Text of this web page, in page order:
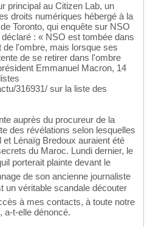
principal au Citizen Lab, un
droits numériques hébergé à la
Toronto, qui enquête sur NSO
: « NSO est tombée dans
l'ombre, mais lorsque ses
de se retirer dans l'ombre
Emmanuel Macron, 14
316931/ sur la liste des
auprès du procureur de la
des révélations selon lesquelles
Lénaïg Bredoux auraient été
du Maroc. Lundi dernier, le
porterait plainte devant le
de son ancienne journaliste
un véritable scandale découter
à mes contacts, à toute notre
a-t-elle dénoncé.